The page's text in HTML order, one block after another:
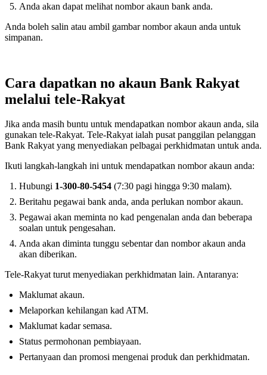
Anda akan dapat melihat nombor akaun bank anda.
Anda boleh salin atau ambil gambar nombor akaun anda untuk
simpanan.
Cara dapatkan no akaun Bank Rakyat
melalui tele-Rakyat
Jika anda masih buntu untuk mendapatkan nombor akaun anda, sila
gunakan tele-Rakyat. Tele-Rakyat ialah pusat panggilan pelanggan
Bank Rakyat yang menyediakan pelbagai perkhidmatan untuk anda.
Ikuti langkah-langkah ini untuk mendapatkan nombor akaun anda:
Hubungi 1-300-80-5454 (7:30 pagi hingga 9:30 malam).
Beritahu pegawai bank anda, anda perlukan nombor akaun.
Pegawai akan meminta no kad pengenalan anda dan beberapa
soalan untuk pengesahan.
Anda akan diminta tunggu sebentar dan nombor akaun anda
akan diberikan.
Tele-Rakyat turut menyediakan perkhidmatan lain. Antaranya:
Maklumat akaun.
Melaporkan kehilangan kad ATM.
Maklumat kadar semasa.
Status permohonan pembiayaan.
Pertanyaan dan promosi mengenai produk dan perkhidmatan.